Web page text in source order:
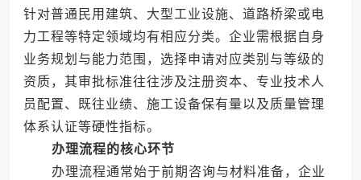
针对普通民用建筑、大型工业设施、道路桥梁或电
力工程等特定领域均有相应分类。企业需根据自身
业务规划与能力范围，选择申请对应类别与等级的
资质，其审批标准往往涉及注册资本、专业技术人
员配置、既往业绩、施工设备保有量以及质量管理
体系认证等硬性指标。
办理流程的核心环节
办理流程通常始于前期咨询与材料准备，企业